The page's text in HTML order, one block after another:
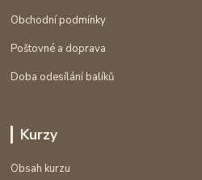
Obchodní podmínky
Poštovné a doprava
Doba odesílání balíků
Kurzy
Obsah kurzu